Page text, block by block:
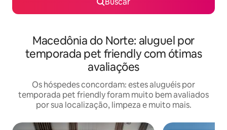
Macedônia do Norte: aluguel por
temporada pet friendly com ótimas
avaliações
Os hóspedes concordam: estes aluguéis por
temporada pet friendly foram muito bem avaliados
por sua localização, limpeza e muito mais.